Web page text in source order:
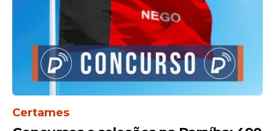
fixa o prazo de inscrição até o dia 12 de
abril de 2026.
Certames